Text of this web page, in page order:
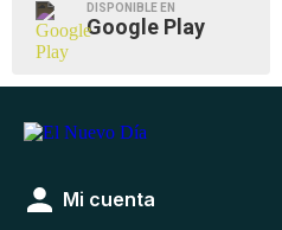
DISPONIBLE EN
Google Play
Mi cuenta